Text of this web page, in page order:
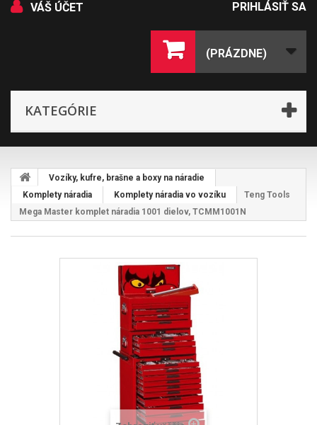
VÁŠ ÚČET PRIHLÁSIŤ SA
(PRÁZDNE)
KATEGÓRIE
Vozíky, kufre, brašne a boxy na náradie
Komplety náradia
Komplety náradia vo vozíku
Teng Tools
Mega Master komplet náradia 1001 dielov, TCMM1001N